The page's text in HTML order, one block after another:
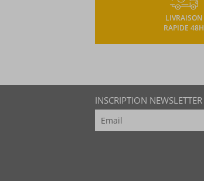
LIVRAISON
RAPIDE 48H
INSCRIPTION NEWSLETTER